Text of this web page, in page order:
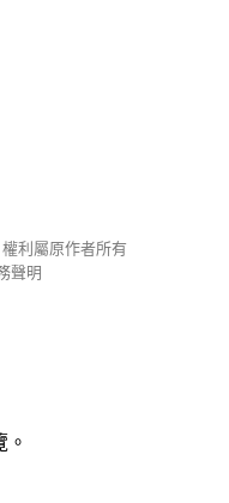
利屬原作者所有
聲明